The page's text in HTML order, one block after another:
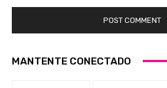
MANTENTE CONECTADO